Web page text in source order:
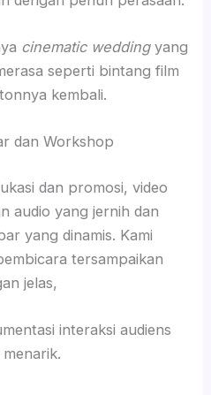
cinematic weddingyang
seperti bintang film
kembali.
dan Workshop
dan promosi, video
audio yang jernih dan
yang dinamis. Kami
tersampaikan
jelas,
interaksi audiens